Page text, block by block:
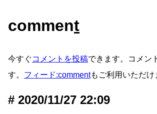
comment
今すぐコメントを投稿できます。コメン
す。 フィード:commentもご利用いただけ
2020/11/27 22:09